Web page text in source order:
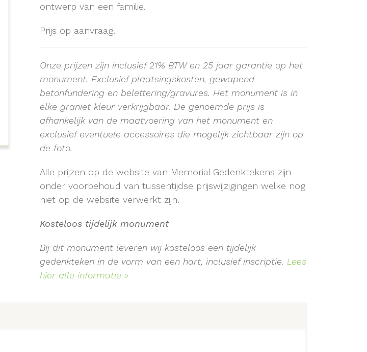
ontwerp van een familie.
Prijs op aanvraag.
Onze prijzen zijn inclusief 21% BTW en 25 jaar garantie op het
monument. Exclusief plaatsingskosten, gewapend
betonfundering en belettering/gravures. Het monument is in
elke graniet kleur verkrijgbaar. De genoemde prijs is
afhankelijk van de maatvoering van het monument en
exclusief eventuele accessoires die mogelijk zichtbaar zijn op
de foto.
Alle prijzen op de website van Memorial Gedenktekens zijn
onder voorbehoud van tussentijdse prijswijzigingen welke nog
niet op de website verwerkt zijn.
Kosteloos tijdelijk monument
Bij dit monument leveren wij kosteloos een tijdelijk
gedenkteken in de vorm van een hart, inclusief inscriptie. Lees
hier alle informatie »